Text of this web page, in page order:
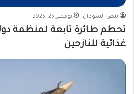
نبض السودان نوفمبر 25, 2025
تحطم طائرة تابعة لمنظمة
غذائية للنازحين